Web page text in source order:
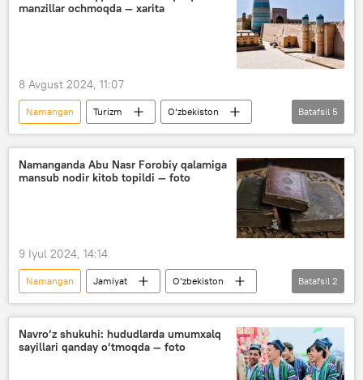
manzillar ochmoqda — xarita
8 Avgust 2024, 11:07
Namangan Turizm
O‘zbekiston
Farg‘ona
Andijon
Xorazm
Qoraqalpog‘iston
sayyohlar
Batafsil 5
Namanganda Abu Nasr Forobiy qalamiga
mansub nodir kitob topildi — foto
9 Iyul 2024, 14:14
Namangan Jamiyat
O‘zbekiston
arxeologik topilma
kitob
Batafsil 2
Navro‘z shukuhi: hududlarda umumxalq
sayillari qanday o‘tmoqda — foto